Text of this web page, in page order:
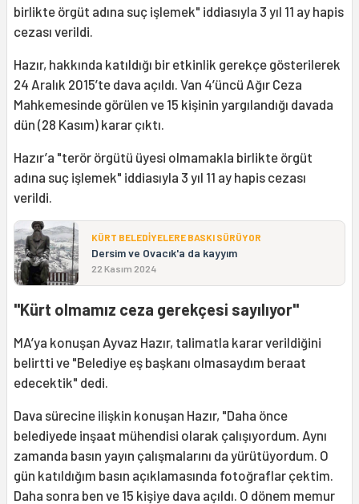
birlikte örgüt adına suç işlemek" iddiasıyla 3 yıl 11 ay hapis
cezası verildi.
Hazır, hakkında katıldığı bir etkinlik gerekçe gösterilerek
24 Aralık 2015’te dava açıldı. Van 4’üncü Ağır Ceza
Mahkemesinde görülen ve 15 kişinin yargılandığı davada
dün (28 Kasım) karar çıktı.
Hazır’a "terör örgütü üyesi olmamakla birlikte örgüt
adına suç işlemek" iddiasıyla 3 yıl 11 ay hapis cezası
verildi.
KÜRT BELEDİYELERE BASKI SÜRÜYOR
Dersim ve Ovacık'a da kayyım
22 Kasım 2024
"Kürt olmamız ceza gerekçesi sayılıyor"
MA’ya konuşan Ayvaz Hazır, talimatla karar verildiğini
belirtti ve "Belediye eş başkanı olmasaydım beraat
edecektik" dedi.
Dava sürecine ilişkin konuşan Hazır, "Daha önce
belediyede inşaat mühendisi olarak çalışıyordum. Aynı
zamanda basın yayın çalışmalarını da yürütüyordum. O
gün katıldığım basın açıklamasında fotoğraflar çektim.
Daha sonra ben ve 15 kişiye dava açıldı. O dönem memur